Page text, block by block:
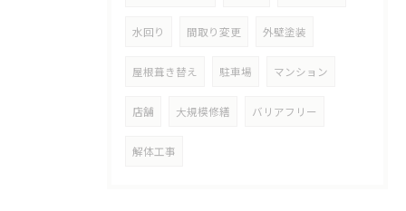
水回り 間取り変更 外壁塗装
屋根葺き替え 駐車場 マンション
店舗 大規模修繕 バリアフリー
解体工事